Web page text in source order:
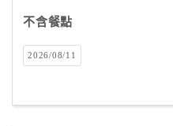
店
作
不含餐點
2026/08/11